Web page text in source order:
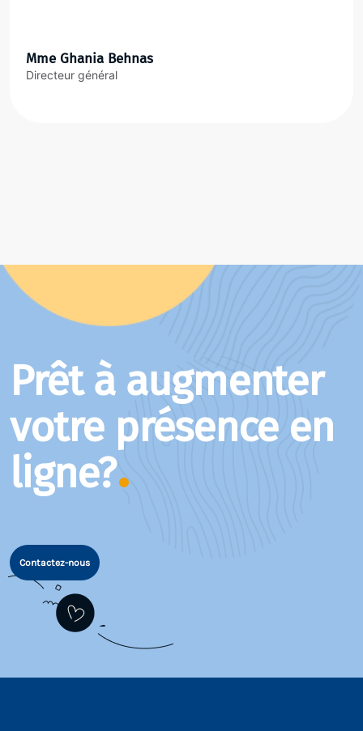
Mme Ghania Behnas
Directeur général
Prêt à augmenter
votre présence en
ligne?
Contactez-nous